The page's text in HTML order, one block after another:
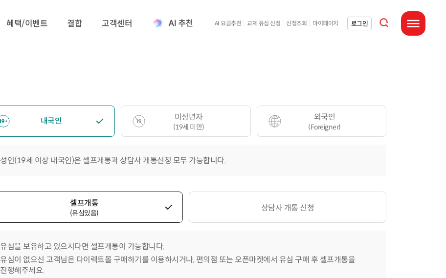
혜택/이벤트 결합 고객센터 AI 요금추천 교체 유심 신청 신청조회 마이페이지 로그인
통합검색 열기
전체메뉴 열기
내국인 미성년자
(19세 미만)
외국인
(Foreigner)
성인(19세 이상 내국인)은 셀프개통과 상담사 개통신청 모두 가능합니다.
셀프개통
(유심있음) 상담사 개통 신청
유심을 보유하고 있으시다면 셀프개통이 가능합니다.
유심이 없으신 고객님은 다이렉트몰 구매하기를 이용하시거나, 편의점 또는 오픈마켓에서 유심 구매 후 셀프개통을
진행해주세요.